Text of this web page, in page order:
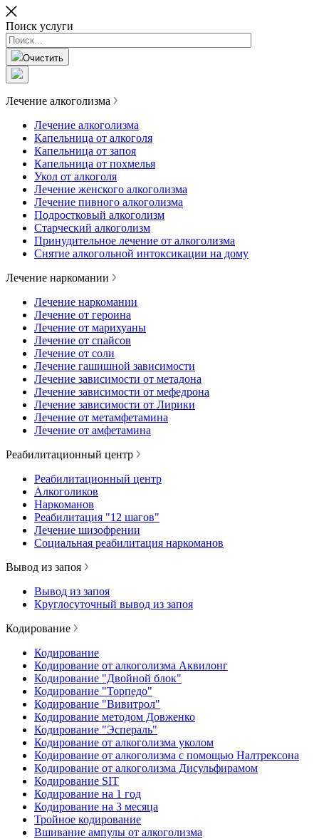
Поиск услуги
Очистить
Лечение алкоголизма
Лечение алкоголизма
Капельница от алкоголя
Капельница от запоя
Капельница от похмелья
Укол от алкоголя
Лечение женского алкоголизма
Лечение пивного алкоголизма
Подростковый алкоголизм
Старческий алкоголизм
Принудительное лечение от алкоголизма
Снятие алкогольной интоксикации на дому
Лечение наркомании
Лечение наркомании
Лечение от героина
Лечение от марихуаны
Лечение от спайсов
Лечение от соли
Лечение гашишной зависимости
Лечение зависимости от метадона
Лечение зависимости от мефедрона
Лечение зависимости от Лирики
Лечение от метамфетамина
Лечение от амфетамина
Реабилитационный центр
Реабилитационный центр
Алкоголиков
Наркоманов
Реабилитация "12 шагов"
Лечение шизофрении
Социальная реабилитация наркоманов
Вывод из запоя
Вывод из запоя
Круглосуточный вывод из запоя
Кодирование
Кодирование
Кодирование от алкоголизма Аквилонг
Кодирование "Двойной блок"
Кодирование "Торпедо"
Кодирование "Вивитрол"
Кодирование методом Довженко
Кодирование "Эспераль"
Кодирование от алкоголизма уколом
Кодирование от алкоголизма с помощью Налтрексона
Кодирование от алкоголизма Дисульфирамом
Кодирование SIT
Кодирование на 1 год
Кодирование на 3 месяца
Тройное кодирование
Вшивание ампулы от алкоголизма